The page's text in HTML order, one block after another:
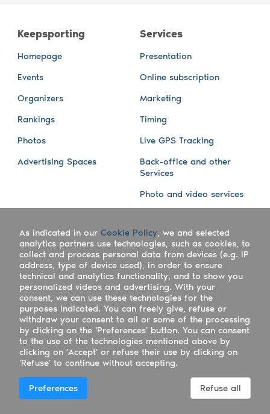
Keepsporting
Homepage
Events
Organizers
Rankings
Photos
Advertising Spaces
Services
Presentation
Online subscription
Marketing
Timing
Live GPS Tracking
Back-office and other
Services
Photo and video services
Company
Work with us
Keepsporting Worldwide
References
Blog
Facebook
Instagram
Athletes assistance
Organisers assistance
Contact us
Copyright Keepsporting © 2026 - Keepsporting ltd -
UTR 2223022181
As indicated in our Cookie Policy, we and selected
analytics partners use technologies, such as cookies, to
collect and process personal data from devices (e.g. IP
address, type of device used), in order to ensure
technical and analytics functionality, and to show you
personalized videos and advertising. With your
consent, we can use these technologies for the
purposes indicated. You can freely give, refuse or
withdraw your consent to all or some of the processing
by clicking on the 'Preferences' button. You can consent
to the use of the technologies mentioned above by
clicking on 'Accept' or refuse their use by clicking on
'Refuse' to continue without accepting.
Preferences Refuse all